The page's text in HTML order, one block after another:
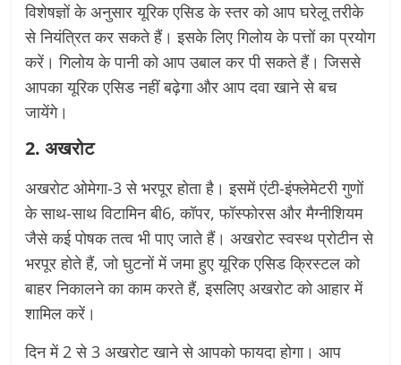
विशेषज्ञों के अनुसार यूरिक एसिड के स्तर को आप घरेलू तरीके
से नियंत्रित कर सकते हैं। इसके लिए गिलोय के पत्तों का प्रयोग
करें। गिलोय के पानी को आप उबाल कर पी सकते हैं। जिससे
आपका यूरिक एसिड नहीं बढ़ेगा और आप दवा खाने से बच
जायेंगे।
2. अखरोट
अखरोट ओमेगा-3 से भरपूर होता है। इसमें एंटी-इंफ्लेमेटरी गुणों
के साथ-साथ विटामिन बी6, कॉपर, फॉस्फोरस और मैग्नीशियम
जैसे कई पोषक तत्व भी पाए जाते हैं। अखरोट स्वस्थ प्रोटीन से
भरपूर होते हैं, जो घुटनों में जमा हुए यूरिक एसिड क्रिस्टल को
बाहर निकालने का काम करते हैं, इसलिए अखरोट को आहार में
शामिल करें।
दिन में 2 से 3 अखरोट खाने से आपको फायदा होगा। आप